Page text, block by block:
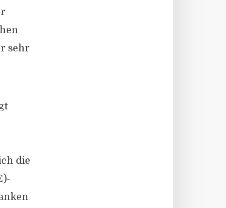
sehr
die